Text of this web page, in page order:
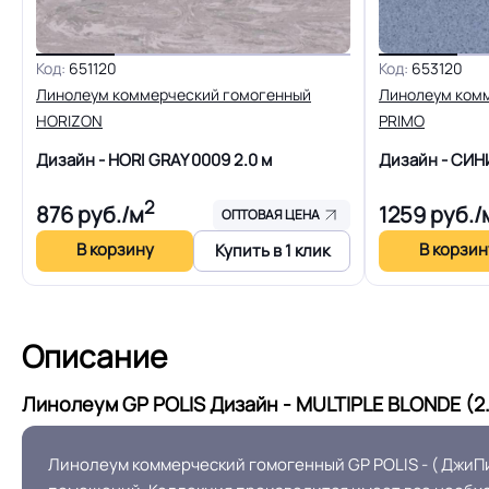
Вес 1 м.кв.
Длина рулон.
Система стыковки швов
Способ укладки
На клей для
EUROPROF
завод
Остаточная деформация
Код: 651120
Линолеум коммерческий гомогенный
HORIZON
Дизайн - HORI GRAY 00092.0 м
876руб./м2 ОПТОВАЯ ЦЕНА
В корзину Купить в 1 клик
Код: 653120
Линолеум
PRIMO
Дизайн -
1259руб./
В
Описание
Линолеум GP POLIS Дизайн - MULTIPLE BLONDE
Линолеум коммерческий гомогенный GP POLIS - (